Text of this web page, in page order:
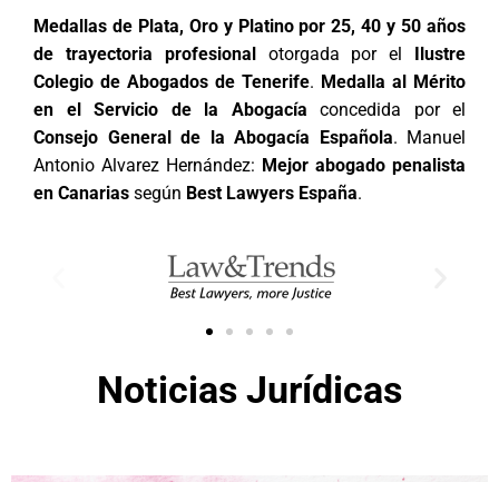
Medallas de Plata, Oro y Platino por 25, 40 y 50 años
de trayectoria profesional
otorgada por el
Ilustre
Colegio de Abogados de Tenerife. Medalla al Mérito
en el Servicio de la Abogacía concedida por el
Consejo General de la Abogacía Española. Manuel
Antonio Alvarez Hernández: Mejor abogado penalista
en Canarias según Best Lawyers España.
Noticias Jurídicas